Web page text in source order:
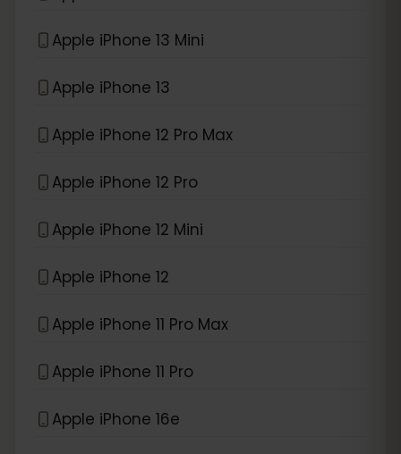
Apple iPhone 13 Mini
Apple iPhone 13
Apple iPhone 12 Pro Max
Apple iPhone 12 Pro
Apple iPhone 12 Mini
Apple iPhone 12
Apple iPhone 11 Pro Max
Apple iPhone 11 Pro
Apple iPhone 16e